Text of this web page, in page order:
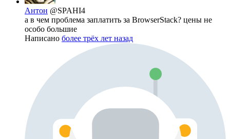
Антон @SPAHI4
а в чем проблема заплатить за BrowserStack? цены не
особо большие
Написано более трёх лет назад